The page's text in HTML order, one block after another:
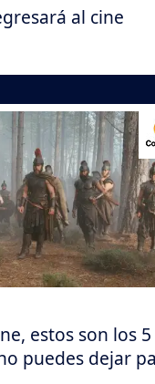
al cine
estos son los 5
puedes dejar